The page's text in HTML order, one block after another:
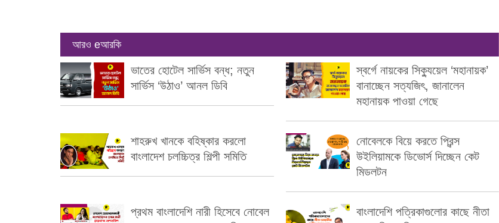
আরও eআরকি
ভাতের হোটেল সার্ভিস বন্ধ; নতুন
সার্ভিস ‘উঠাও’ আনল ডিবি
স্বর্গে নায়কের সিক্যুয়েল ‘মহানায়ক’
বানাচ্ছেন সত্যজিৎ, জানালেন
মহানায়ক পাওয়া গেছে
শাহরুখ খানকে বহিষ্কার করলো
বাংলাদেশ চলচ্চিত্র শিল্পী সমিতি
নোবেলকে বিয়ে করতে প্রিন্স
উইলিয়ামকে ডিভোর্স দিচ্ছেন কেট
মিডলটন
প্রথম বাংলাদেশি নারী হিসেবে নোবেল
বাংলাদেশি পত্রিকাগুলোর কাছে নীতা